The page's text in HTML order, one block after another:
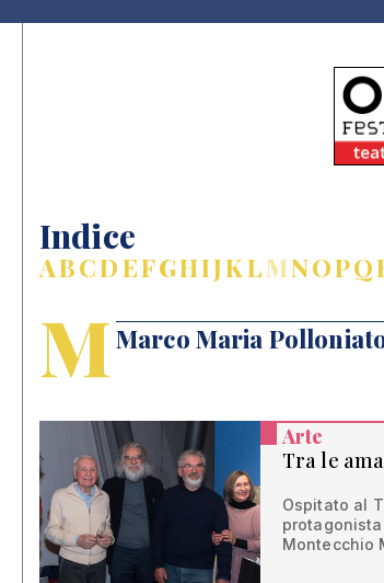
Indice
ABCDEFGHIJKLMNOPQ
M Marco Maria
Arte
Tra le
Ospitato al
Montecchio